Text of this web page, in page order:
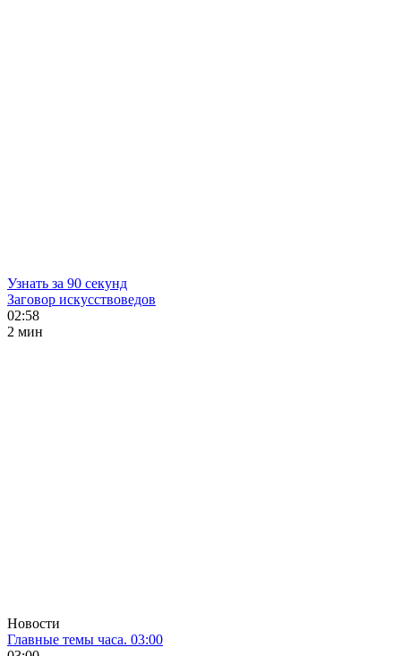
Узнать за 90 секунд
Заговор искусствоведов
02:58
2 мин
Новости
Главные темы часа. 03:00